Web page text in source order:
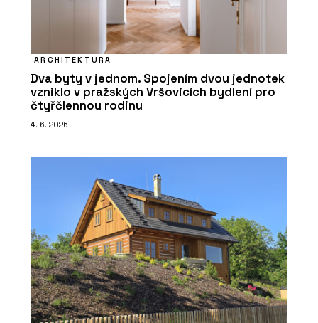
ARCHITEKTURA
Dva byty v jednom. Spojením dvou jednotek
vzniklo v pražských Vršovicích bydlení pro
čtyřčlennou rodinu
4. 6. 2026